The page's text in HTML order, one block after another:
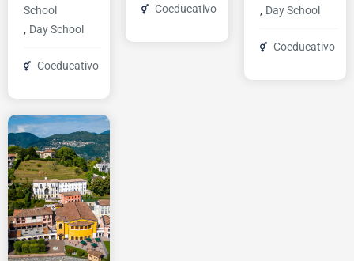
School
, Day School
Coeducativo
Coeducativo , Day School
Coeducativo